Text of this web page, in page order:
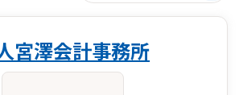
宮澤会計事務所